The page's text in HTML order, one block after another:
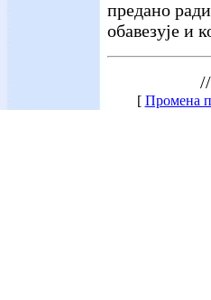
предано
обавезује и
//
[ Промена